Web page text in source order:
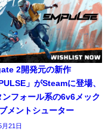
2開発元の新作
」がSteamに登場、
ンフォール系の6v6メック
メントシューター
21日